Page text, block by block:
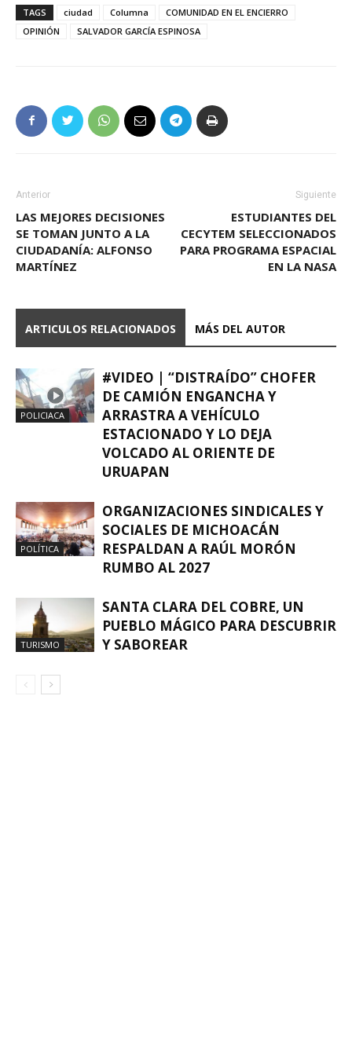
TAGS ciudad Columna
COMUNIDAD EN EL ENCIERRO
OPINIÓN
SALVADOR GARCÍA ESPINOSA
Anterior
LAS MEJORES DECISIONES
SE TOMAN JUNTO A LA
CIUDADANÍA: ALFONSO
MARTÍNEZ
Siguiente
ESTUDIANTES DEL
CECYTEM SELECCIONADOS
PARA PROGRAMA ESPACIAL
EN LA NASA
ARTICULOS RELACIONADOS MÁS DEL AUTOR
POLICIACA
#VIDEO | “DISTRAÍDO” CHOFER
DE CAMIÓN ENGANCHA Y
ARRASTRA A VEHÍCULO
ESTACIONADO Y LO DEJA
VOLCADO AL ORIENTE DE
URUAPAN
POLÍTICA
ORGANIZACIONES SINDICALES Y
SOCIALES DE MICHOACÁN
RESPALDAN A RAÚL MORÓN
RUMBO AL 2027
TURISMO
SANTA CLARA DEL COBRE, UN
PUEBLO MÁGICO PARA DESCUBRIR
Y SABOREAR